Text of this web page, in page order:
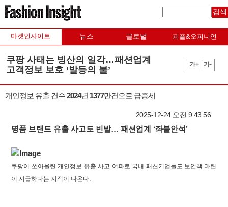
검색
마켓인사이트 뉴스 글로벌 피플&오피니언
쿠팡 사태는 빙산의 일각…패션업계
고객정보 보호 ‘발등의 불’
가+ 가-
개인정보 유출 건수 2024년 1377만건으로 급증세
2025-12-24 오전 9:43:56
명품 브랜드 유출 사고도 빈발… 패션업계 ‘좌불안석’
쿠팡이 쏘아올린 개인정보 유출 사고 여파로 국내 패션기업들도 보안책 마련
이 시급하다는 지적이 나온다.